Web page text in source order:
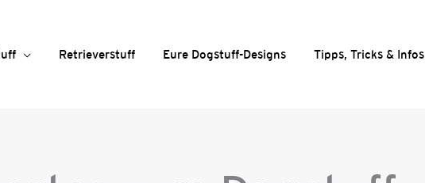
Retrieverstuff Eure Dogstuff-Designs Tipps, Tricks & Infos